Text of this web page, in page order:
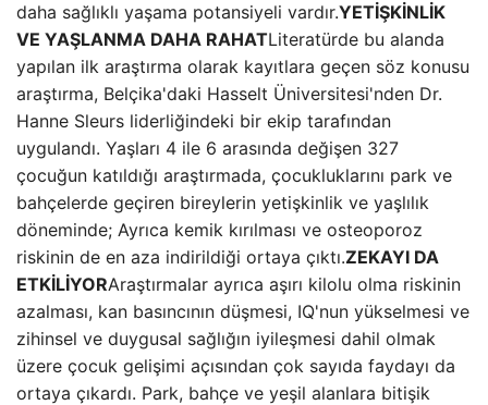
daha sağlıklı yaşama potansiyeli vardır.YETİŞKİNLİK
VE YAŞLANMA DAHA RAHATLiteratürde bu alanda
yapılan ilk araştırma olarak kayıtlara geçen söz konusu
araştırma, Belçika'daki Hasselt Üniversitesi'nden Dr.
Hanne Sleurs liderliğindeki bir ekip tarafından
uygulandı. Yaşları 4 ile 6 arasında değişen 327
çocuğun katıldığı araştırmada, çocukluklarını park ve
bahçelerde geçiren bireylerin yetişkinlik ve yaşlılık
döneminde; Ayrıca kemik kırılması ve osteoporoz
riskinin de en aza indirildiği ortaya çıktı.ZEKAYI DA
ETKİLİYORAraştırmalar ayrıca aşırı kilolu olma riskinin
azalması, kan basıncının düşmesi, IQ'nun yükselmesi ve
zihinsel ve duygusal sağlığın iyileşmesi dahil olmak
üzere çocuk gelişimi açısından çok sayıda faydayı da
ortaya çıkardı. Park, bahçe ve yeşil alanlara bitişik